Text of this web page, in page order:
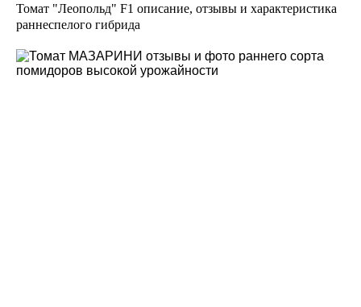
Томат "Леопольд" F1 описание, отзывы и характеристика
раннеспелого гибрида